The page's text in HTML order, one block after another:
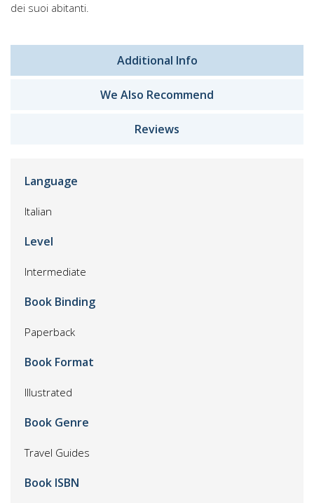
dei suoi abitanti.
Additional Info
We Also Recommend
Reviews
Language
Italian
Level
Intermediate
Book Binding
Paperback
Book Format
Illustrated
Book Genre
Travel Guides
Book ISBN